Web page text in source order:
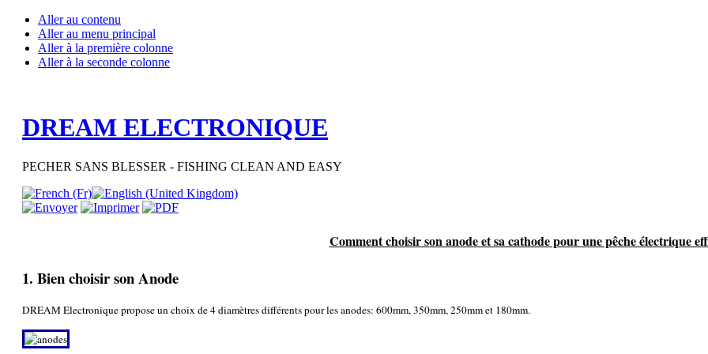
Aller au contenu
Aller au menu principal
Aller à la première colonne
Aller à la seconde colonne
DREAM ELECTRONIQUE
PECHER SANS BLESSER - FISHING CLEAN AND EASY
Comment choisir son anode et sa cathode pour une pêche électrique
1. Bien choisir son Anode
DREAM Electronique propose un choix de 4 diamètres différents pour les anodes: 600mm, 350mm, 250mm et 180mm.